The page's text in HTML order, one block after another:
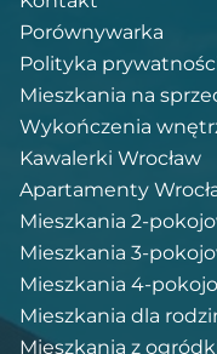
Porównywarka
Polityka
Mieszkania na
Wykończenia
Kawalerki Wrocław
Apartamenty
Mieszkania 2-
Mieszkania 3-
Mieszkania 4-
Mieszkania dla
Mieszkania z